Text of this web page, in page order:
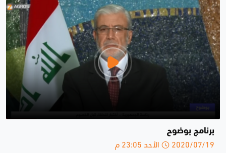
برنامج بوضوح
2020/07/19 الأحد 23:05 م